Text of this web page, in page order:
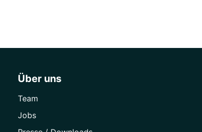
Über uns
Team
Jobs